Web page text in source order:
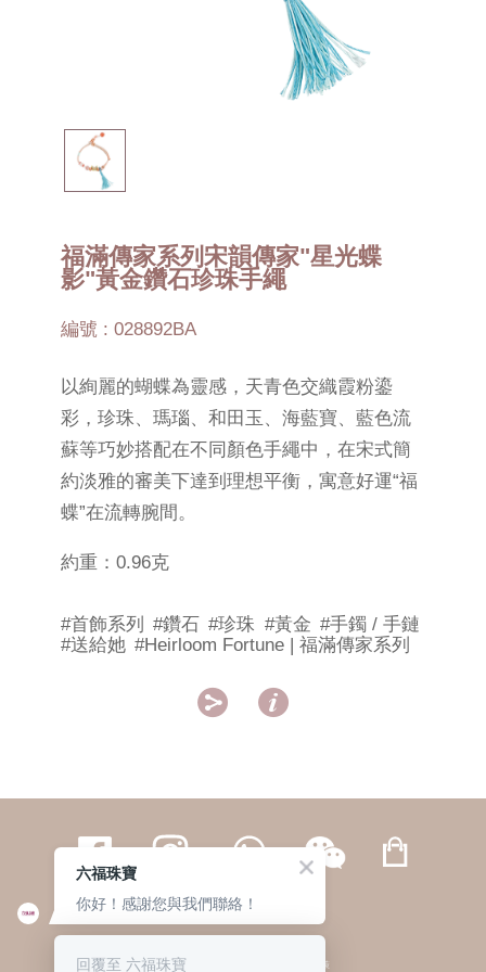
福滿傳家系列宋韻傳家"星光蝶
影"黃金鑽石珍珠手繩
編號 : 028892BA
以絢麗的蝴蝶為靈感，天青色交織霞粉鎏
彩，珍珠、瑪瑙、和田玉、海藍寶、藍色流
蘇等巧妙搭配在不同顏色手繩中，在宋式簡
約淡雅的審美下達到理想平衡，寓意好運“福
蝶”在流轉腕間。
約重：0.96克
#首飾系列 #鑽石 #珍珠 #黃金 #手鐲 / 手鏈
#送給她 #Heirloom Fortune | 福滿傳家系列
 
繁體 | 簡体
© 六福集團 版權所有 不得轉載 私隱政策
六福珠寶
你好！感謝您與我們聯絡！
回覆至 六福珠寶